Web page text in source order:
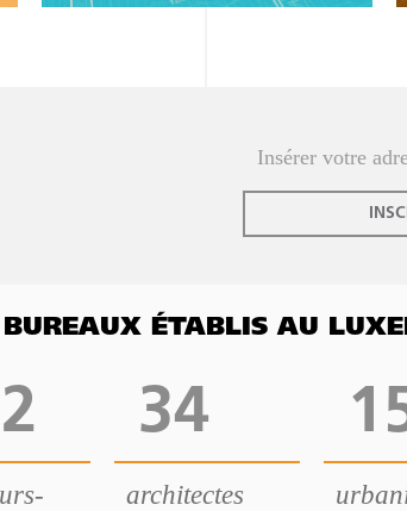
ÉTABLIS AU
34
architectes